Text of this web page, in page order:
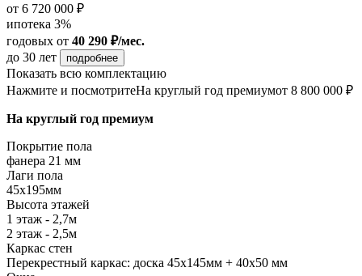
от 6 720 000 ₽
ипотека 3%
годовых от 40 290 ₽/мес.
до 30 лет
подробнее
Показать всю комплектацию
Нажмите и посмотритеНа круглый год премиумот 8 800 000 ₽
На круглый год премиум
Покрытие пола
фанера 21 мм
Лаги пола
45х195мм
Высота этажей
1 этаж - 2,7м
2 этаж - 2,5м
Каркас стен
Перекрестный каркас: доска 45х145мм + 40х50 мм